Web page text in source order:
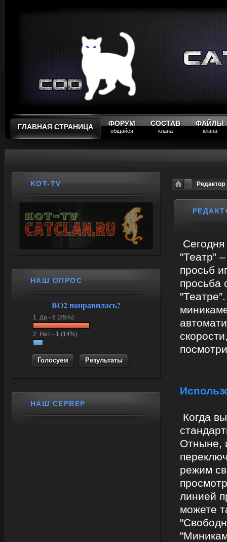
ГЛАВНАЯ СТРАНИЦА ФОРУМ
общайся
СОСТАВ
клана
ФАЙЛЫ
клана
"Театр”
просьб
просьба
Когда
Отныне,
режим
линией
можете
KOT-TV
НАШ ОПРОС
BO2 понравилась?
1. Да - 6 (85%)
2. Нет - 1 (14%)
Результаты
НАШ СЕРВЕР